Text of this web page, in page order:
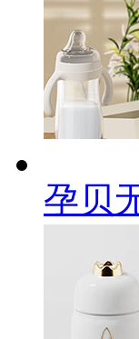
孕贝